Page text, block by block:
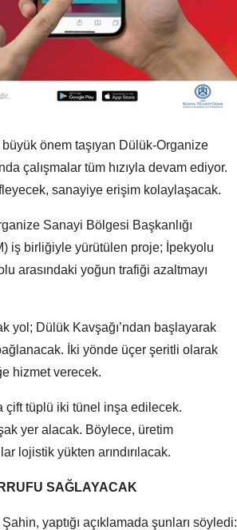
önem taşıyan Dülük-Organize
çalışmalar tüm hızıyla devam ediyor.
sanayiye erişim kolaylaşacak.
Sanayi Bölgesi Başkanlığı
iş birliğiyle yürütülen proje; İpekyolu
arasındaki yoğun trafiği azaltmayı
yol; Dülük Kavşağı’ndan başlayarak
İki yönde üçer şeritli olarak
hizmet verecek.
çift tüplü iki tünel inşa edilecek.
yer alacak. Böylece, üretim
lojistik yükten arındırılacak.
SAĞLAYACAK
yaptığı açıklamada şunları söyledi: